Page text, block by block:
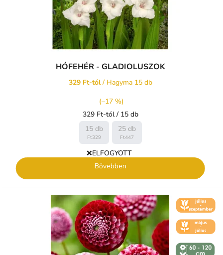
HÓFEHÉR - GLADIOLUSZOK
329 Ft-tól/ Hagyma 15 db
(–17 %)
Egységár:
329 Ft-tól / 15 db
15 db
Ft329
25 db
Ft447
❌ELFOGYOTT
Bővebben
🌼 KVĚT -
ČERVENEC
🌼 KVĚT -
ČERVEN
↕️ VÝŠKA 60
- 120 CM